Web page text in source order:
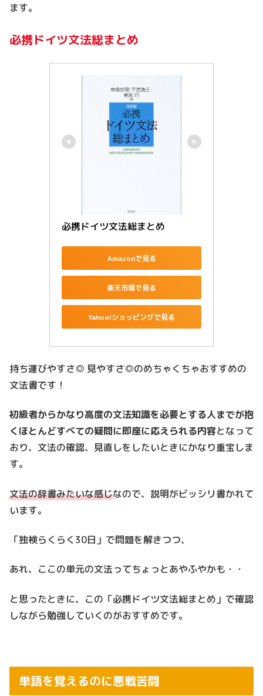
ます。
必携ドイツ文法総まとめ
必携ドイツ文法総まとめ
Amazonで見る
楽天市場で見る
Yahoo!ショッピングで見る
持ち運びやすさ◎ 見やすさ◎のめちゃくちゃおすすめの
文法書です！
初級者からかなり高度の文法知識を必要とする人までが抱
くほとんどすべての疑問に即座に応えられる内容となって
おり、文法の確認、見直しをしたいときにかなり重宝しま
す。
文法の辞書みたいな感じなので、説明がビッシリ書かれて
います。
「独検らくらく30日」で問題を解きつつ、
あれ、ここの単元の文法ってちょっとあやふやかも・・
と思ったときに、この「必携ドイツ文法総まとめ」で確認
しながら勉強していくのがおすすめです。
単語を覚えるのに悪戦苦闘